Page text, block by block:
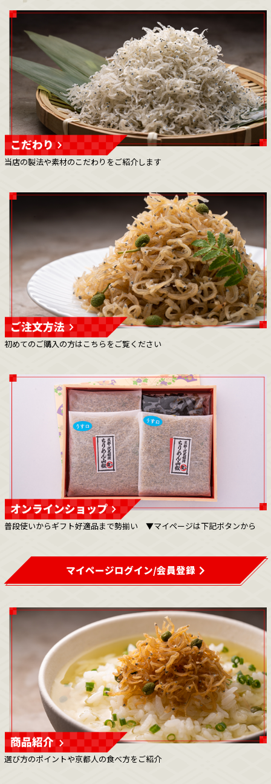
当店の製法や素材のこだわりをご紹介します
初めてのご購入の方はこちらをご覧ください
普段使いからギフト好適品まで勢揃い ▼マイページは下記ボタンから
マイページログイン/会員登録
選び方のポイントや京都人の食べ方をご紹介